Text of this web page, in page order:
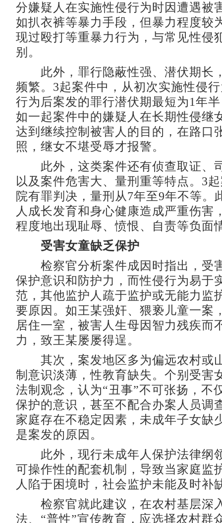
分嫌疑人在实施性侵行为时因遭遇被
如扒衣裤等暴力手段，但暴力程度较
现过殴打等重暴力行为，与常见性侵
别。
此外，罪行隐蔽性强、潜伏期长
频繁。3起案件中，从初次实施性侵
行为后案发的罪行潜伏期最短为1年
如一起案件中的嫌疑人在长期性侵继
达到继续控制被害人的目的，在路口
照，继女不堪受辱才报警。
此外，这类案件还有侦查取证、
以及案件危害大、量刑重等特点。3
院有罪判决，量刑从7年至9年不等。
人成长发育和身心健康造成严重伤害
程度地出现耻辱、愤恨、自责等负面
受害女童缺乏保护
检察官分析案件成因时指出，受
保护意识和防护力，而性侵行为易于
范，其他监护人疏于监护或无能力监
要原因。如王某强奸、猥亵儿童一案
居住一室，被害人生母因智力残疾而
力，致王某屡屡得逞。
其次，案发地区多为偏远农村或
制意识淡薄，性教育缺失。个别受害
法制观念，认为“丑事”不可张扬，不
保护的意识，甚至不配合办案人员调
家庭存在不稳定因素，未成年子女缺
是案发的原因。
此外，现行未成年人保护法律纲
可操作性的配套机制，导致当家庭监
人陷于困境时，社会监护未能及时补
检察官就此建议，在农村基层深
法、“普性”宣传教育，应选择农村群